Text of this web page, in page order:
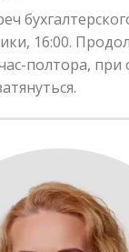
16:00.
полтора,